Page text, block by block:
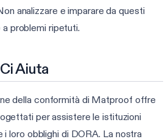
analizzare e imparare da questi
problemi ripetuti.
Aiuta
della conformità di Matproof offre
per assistere le istituzioni
i loro obblighi di DORA. La nostra